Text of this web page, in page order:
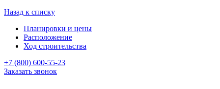
Назад к списку
Планировки и цены
Расположение
Ход строительства
+7 (800) 600-55-23
Заказать звонок